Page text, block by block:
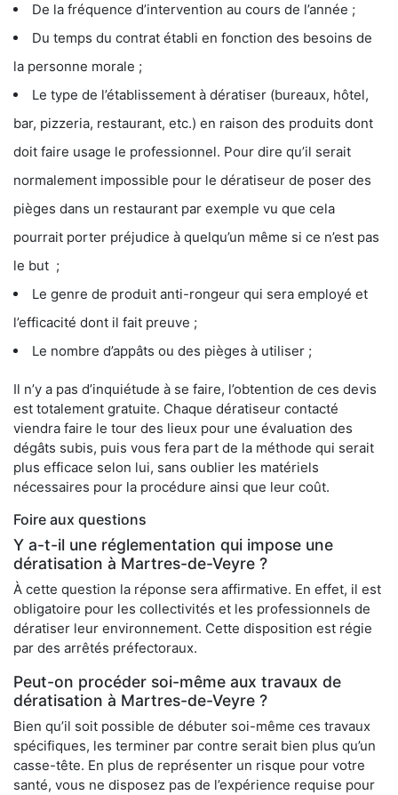
De la fréquence d’intervention au cours de l’année ;
Du temps du contrat établi en fonction des besoins de
la personne morale ;
Le type de l’établissement à dératiser (bureaux, hôtel,
bar, pizzeria, restaurant, etc.) en raison des produits dont
doit faire usage le professionnel. Pour dire qu’il serait
normalement impossible pour le dératiseur de poser des
pièges dans un restaurant par exemple vu que cela
pourrait porter préjudice à quelqu’un même si ce n’est pas
le but ;
Le genre de produit anti-rongeur qui sera employé et
l’efficacité dont il fait preuve ;
Le nombre d’appâts ou des pièges à utiliser ;
Il n’y a pas d’inquiétude à se faire, l’obtention de ces devis
est totalement gratuite. Chaque dératiseur contacté
viendra faire le tour des lieux pour une évaluation des
dégâts subis, puis vous fera part de la méthode qui serait
plus efficace selon lui, sans oublier les matériels
nécessaires pour la procédure ainsi que leur coût.
Foire aux questions
Y a-t-il une réglementation qui impose une
dératisation à Martres-de-Veyre ?
À cette question la réponse sera affirmative. En effet, il est
obligatoire pour les collectivités et les professionnels de
dératiser leur environnement. Cette disposition est régie
par des arrêtés préfectoraux.
Peut-on procéder soi-même aux travaux de
dératisation à Martres-de-Veyre ?
Bien qu’il soit possible de débuter soi-même ces travaux
spécifiques, les terminer par contre serait bien plus qu’un
casse-tête. En plus de représenter un risque pour votre
santé, vous ne disposez pas de l’expérience requise pour